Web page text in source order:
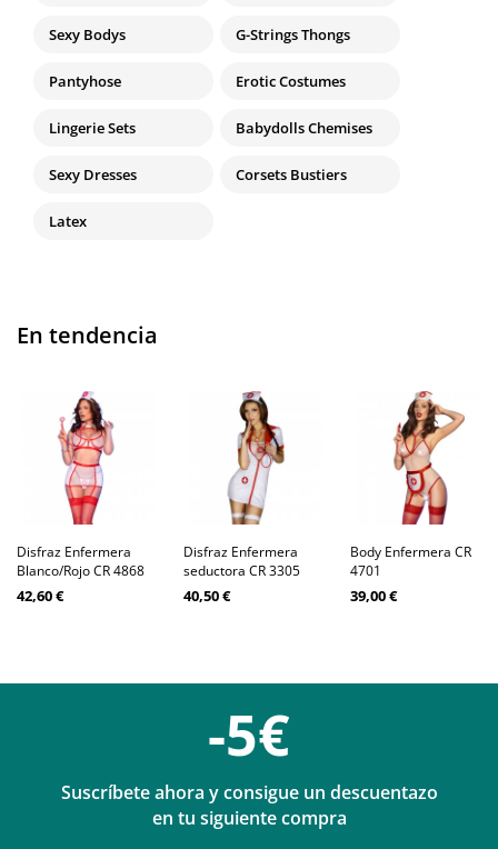
Sexy Bodys G-Strings Thongs
Pantyhose Erotic Costumes
Lingerie Sets Babydolls Chemises
Sexy Dresses Corsets Bustiers
Latex
En tendencia
Disfraz Enfermera
Blanco/Rojo CR 4868
42,60 €
Disfraz Enfermera
seductora CR 3305
40,50 €
Body Enfermera CR
4701
39,00 €
-5€
Suscríbete ahora y consigue un descuentazo
en tu siguiente compra